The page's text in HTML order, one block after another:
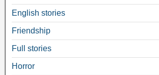
English stories
Friendship
Full stories
Horror